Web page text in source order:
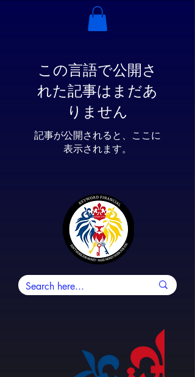
この言語で公開さ
れた記事はまだあ
りません
記事が公開されると、ここに
表示されます。